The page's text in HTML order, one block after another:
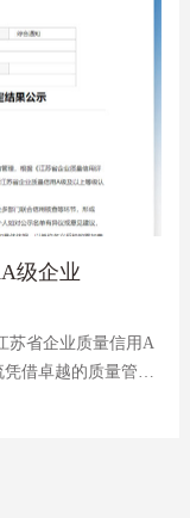
级企业
苏省企业质量信用A
借卓越的质量管理
为区域物流行业质